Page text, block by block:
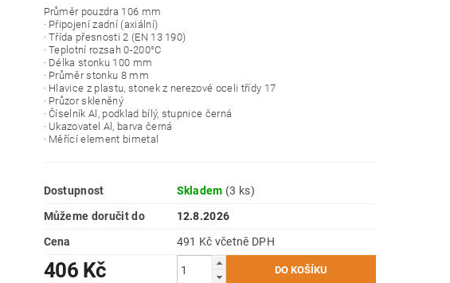
Průměr pouzdra 106 mm
· Připojení zadní (axiální)
· Třída přesnosti 2 (EN 13 190)
· Teplotní rozsah 0-200°C
· Délka stonku 100 mm
· Průměr stonku 8 mm
· Hlavice z plastu, stonek z nerezové oceli třídy 17
· Průzor skleněný
· Číselník Al, podklad bílý, stupnice černá
· Ukazovatel Al, barva černá
· Měřící element bimetal
Dostupnost Skladem (3 ks)
Můžeme doručit do
12.8.2026
Cena
491 Kč včetně DPH
406 Kč